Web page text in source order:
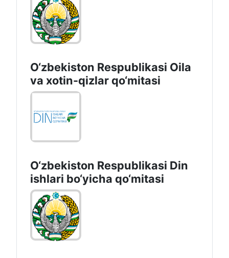
O‘zbekiston Respublikasi Oila
va xotin-qizlar qo‘mitasi
O‘zbekiston Respublikаsi Din
ishlаri bo‘yichа qo‘mitаsi